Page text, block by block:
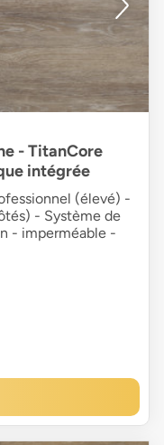
- TitanCore
intégrée
(élevé) -
- Système de
- imperméable -